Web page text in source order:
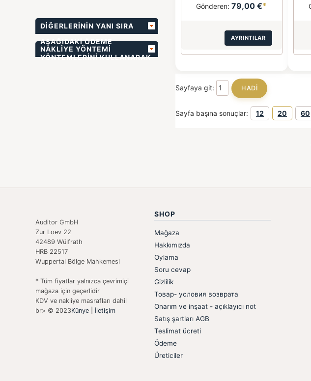
DIĞERLERININ YANI SIRA
AŞAĞIDAKI ÖDEME
YÖNTEMLERINI KULLANARAK
NAKLIYE YÖNTEMI
Gönderen:79,00 €*
AYRINTILAR
Sayfaya git:
Sayfa başına sonuçlar: 12 20 60
Auditor GmbH
Zur Loev 22
42489 Wülfrath
HRB 22517
Wuppertal Bölge Mahkemesi
* Tüm fiyatlar yalnızca çevrimiçi
mağaza için geçerlidir
KDV ve nakliye masrafları dahil
br> © 2023Künye İletişim
SHOP
Mağaza
Hakkımızda
Oylama
Soru cevap
Gizlilik
Товар- условия возврата
Onarım ve inşaat - açıklayıcı not
Satış şartları AGB
Teslimat ücreti
Ödeme
Üreticiler